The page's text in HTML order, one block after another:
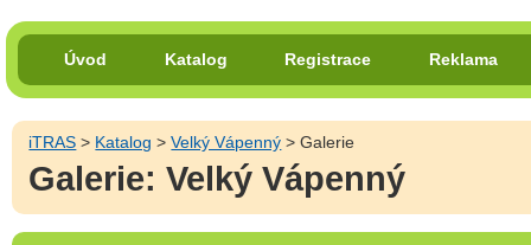
Úvod Katalog Registrace Reklama
iTRAS > Katalog >Velký Vápenný > Galerie
Galerie: Velký Vápenný